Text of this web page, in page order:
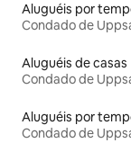
Condado de
Aluguéis de casas
Condado de
Condado de